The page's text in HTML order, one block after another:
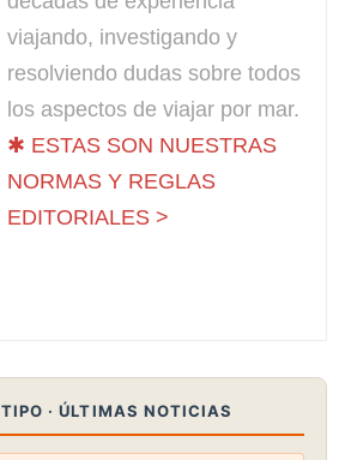
viajando, investigando y
resolviendo dudas sobre todos
los aspectos de viajar por mar.
✱ ESTAS SON NUESTRAS
NORMAS Y REGLAS
EDITORIALES >
· ÚLTIMAS NOTICIAS